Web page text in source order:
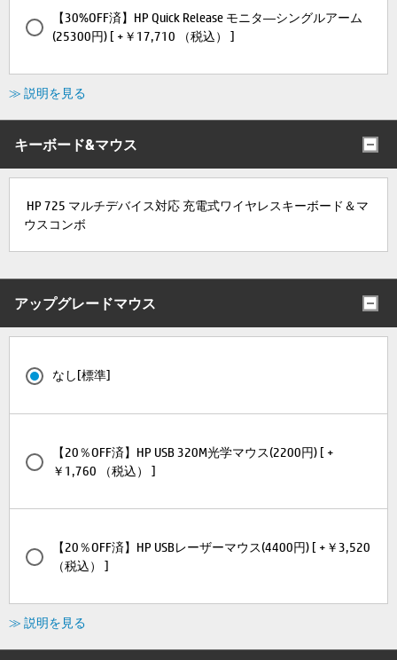
【30%OFF済】HP Quick Release モニタ―シングルアーム
(25300円) [ +￥17,710 （税込） ]
≫ 説明を見る
キーボード&マウス
HP 725 マルチデバイス対応 充電式ワイヤレスキーボード＆マ
ウスコンボ
アップグレードマウス
なし[標準]
【20％OFF済】HP USB 320M光学マウス(2200円) [ +
￥1,760 （税込） ]
【20％OFF済】HP USBレーザーマウス(4400円) [ +￥3,520
（税込） ]
≫ 説明を見る